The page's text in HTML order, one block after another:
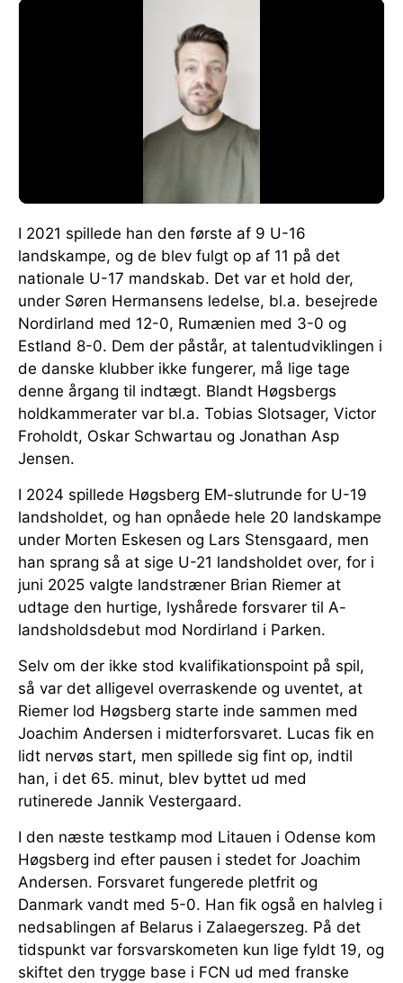
I 2021 spillede han den første af 9 U-16
landskampe, og de blev fulgt op af 11 på det
nationale U-17 mandskab. Det var et hold der,
under Søren Hermansens ledelse, bl.a. besejrede
Nordirland med 12-0, Rumænien med 3-0 og
Estland 8-0. Dem der påstår, at talentudviklingen i
de danske klubber ikke fungerer, må lige tage
denne årgang til indtægt. Blandt Høgsbergs
holdkammerater var bl.a. Tobias Slotsager, Victor
Froholdt, Oskar Schwartau og Jonathan Asp
Jensen.
I 2024 spillede Høgsberg EM-slutrunde for U-19
landsholdet, og han opnåede hele 20 landskampe
under Morten Eskesen og Lars Stensgaard, men
han sprang så at sige U-21 landsholdet over, for i
juni 2025 valgte landstræner Brian Riemer at
udtage den hurtige, lyshårede forsvarer til A-
landsholdsdebut mod Nordirland i Parken.
Selv om der ikke stod kvalifikationspoint på spil,
så var det alligevel overraskende og uventet, at
Riemer lod Høgsberg starte inde sammen med
Joachim Andersen i midterforsvaret. Lucas fik en
lidt nervøs start, men spillede sig fint op, indtil
han, i det 65. minut, blev byttet ud med
rutinerede Jannik Vestergaard.
I den næste testkamp mod Litauen i Odense kom
Høgsberg ind efter pausen i stedet for Joachim
Andersen. Forsvaret fungerede pletfrit og
Danmark vandt med 5-0. Han fik også en halvleg i
nedsablingen af Belarus i Zalaegerszeg. På det
tidspunkt var forsvarskometen kun lige fyldt 19, og
skiftet den trygge base i FCN ud med franske